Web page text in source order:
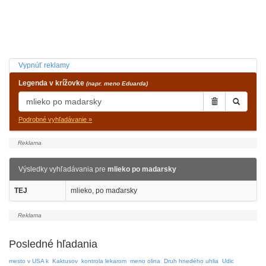
Vypnúť reklamy
Legenda v krížovke (napr. meno Eduarda)
Podrobné vyhľadávanie »
Výsledky vyhľadávania pre mlieko po madarsky
TEJ mlieko, po maďarsky
Posledné hľadania
mesto v USA k Kaktusov kontrola lekarom meno olina Druh hnedého uhlia Udic